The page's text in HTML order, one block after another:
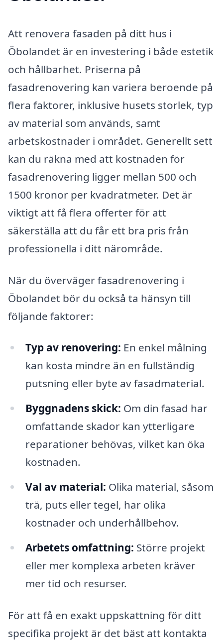
Att renovera fasaden på ditt hus i
Öbolandet är en investering i både estetik
och hållbarhet. Priserna på
fasadrenovering kan variera beroende på
flera faktorer, inklusive husets storlek, typ
av material som används, samt
arbetskostnader i området. Generellt sett
kan du räkna med att kostnaden för
fasadrenovering ligger mellan 500 och
1500 kronor per kvadratmeter. Det är
viktigt att få flera offerter för att
säkerställa att du får ett bra pris från
professionella i ditt närområde.
När du överväger fasadrenovering i
Öbolandet bör du också ta hänsyn till
följande faktorer:
Typ av renovering: En enkel målning
kan kosta mindre än en fullständig
putsning eller byte av fasadmaterial.
Byggnadens skick: Om din fasad har
omfattande skador kan ytterligare
reparationer behövas, vilket kan öka
kostnaden.
Val av material: Olika material, såsom
trä, puts eller tegel, har olika
kostnader och underhållbehov.
Arbetets omfattning: Större projekt
eller mer komplexa arbeten kräver
mer tid och resurser.
För att få en exakt uppskattning för ditt
specifika projekt är det bäst att kontakta